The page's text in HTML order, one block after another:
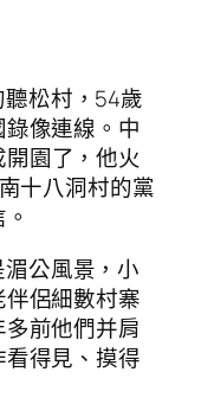
松村，54歲
像連線。中
園了，他火
十八洞村的黨
公風景，小
侶細數村寨
前他們并肩
得見、摸得